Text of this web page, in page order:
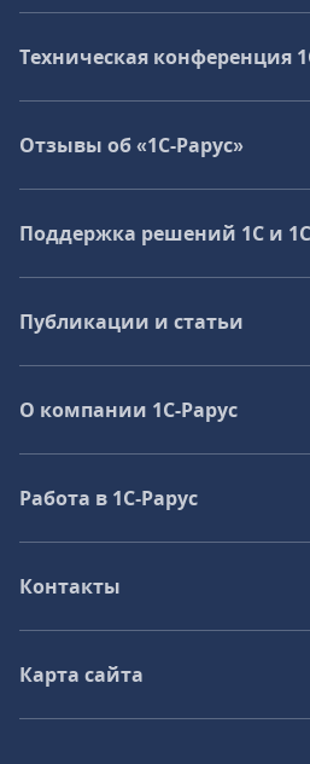
Техническая конференция
Отзывы об «1С-Рарус»
Поддержка решений 1С и
Публикации и статьи
О компании 1C-Рарус
Работа в 1С‑Рарус
Контакты
Карта сайта